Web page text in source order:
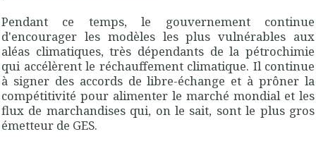
Pendant ce temps, le gouvernement continue
d'encourager les modèles les plus vulnérables aux
aléas climatiques, très dépendants de la pétrochimie
qui accélèrent le réchauffement climatique. Il continue
à signer des accords de libre-échange et à prôner la
compétitivité pour alimenter le marché mondial et les
flux de marchandises qui, on le sait, sont le plus gros
émetteur de GES.